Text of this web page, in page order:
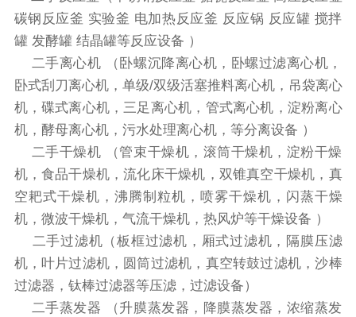
碳钢反应釜 实验釜 电加热反应釜 反应锅 反应罐 搅拌
罐 发酵罐 结晶罐等反应设备 ）
二手离心机 （卧螺沉降离心机，卧螺过滤离心机，
卧式刮刀离心机，单级/双级活塞推料离心机，吊袋离心
机，碟式离心机，三足离心机，管式离心机，淀粉离心
机，酵母离心机，污水处理离心机，等分离设备 ）
二手干燥机 （管束干燥机，滚筒干燥机，淀粉干燥
机，食品干燥机，流化床干燥机，双锥真空干燥机，真
空耙式干燥机，沸腾制粒机，喷雾干燥机，闪蒸干燥
机，微波干燥机，气流干燥机，热风炉等干燥设备 ）
二手过滤机（板框过滤机，厢式过滤机，隔膜压滤
机，叶片过滤机，圆筒过滤机，真空转鼓过滤机，沙棒
过滤器，钛棒过滤器等压滤，过滤设备）
二手蒸发器 （升膜蒸发器，降膜蒸发器，浓缩蒸发